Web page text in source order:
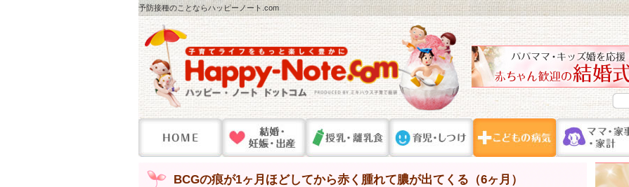
予防接種のことならハッピーノート.com
BCGの痕が1ヶ月ほどしてから赤く腫れて膿が出てくる（6ヶ月）